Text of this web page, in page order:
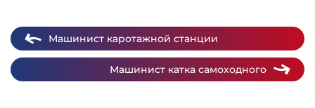
Машинист каротажной станции
Машинист катка самоходного